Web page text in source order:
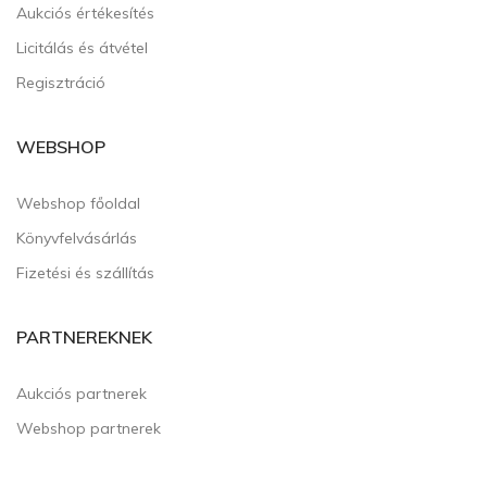
Aukciós értékesítés
Licitálás és átvétel
Regisztráció
WEBSHOP
Webshop főoldal
Könyvfelvásárlás
Fizetési és szállítás
PARTNEREKNEK
Aukciós partnerek
Webshop partnerek